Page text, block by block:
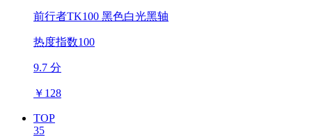
前行者TK100 黑色白光黑轴
热度指数100
9.7 分
￥ 128
TOP
35